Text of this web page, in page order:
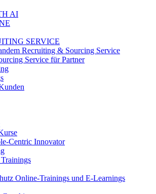
AI
SERVICE
Recruiting & Sourcing Service
Service für Partner
Centric Innovator
Online-Trainings und E-Learnings